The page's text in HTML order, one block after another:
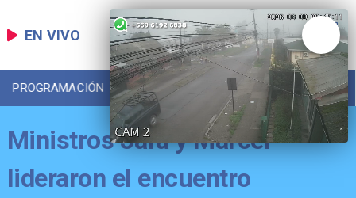
EN VIVO
PROGRAMACIÓN LOCAL DEPORTES
Ministros Jara y Marcel
lideraron el encuentro